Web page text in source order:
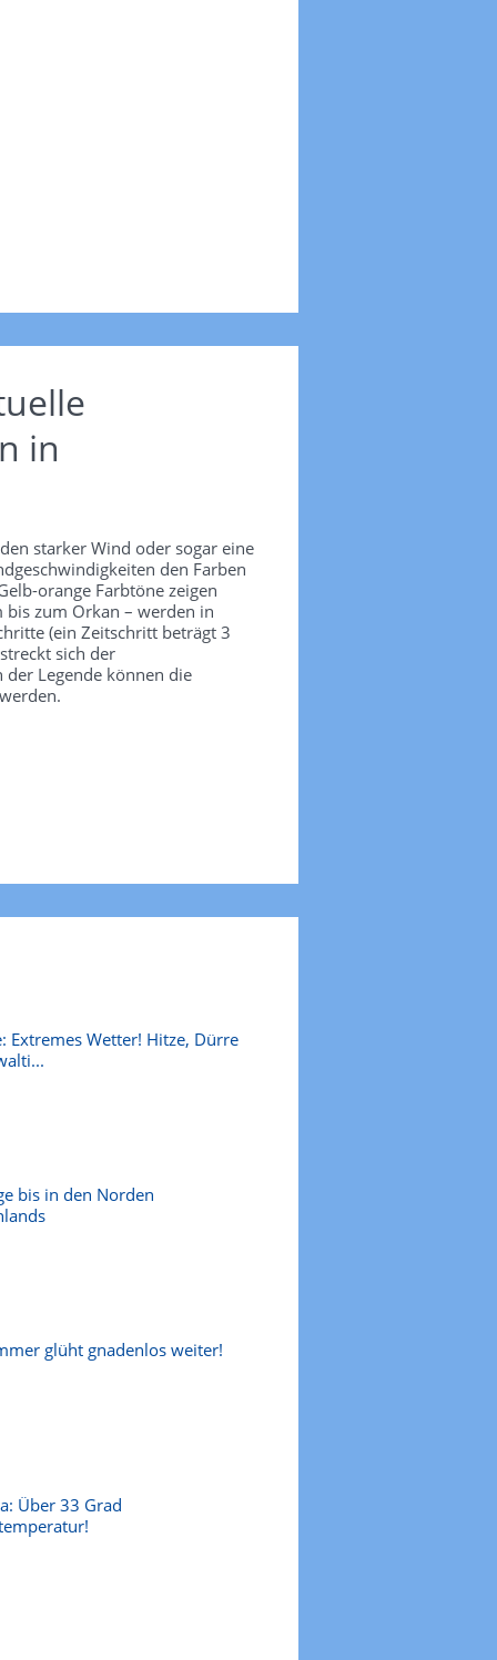
in
starker Wind oder sogar eine
den Farben
orange Farbtöne zeigen
zum Orkan – werden in
(ein Zeitschritt beträgt 3
sich der
Legende können die
Extremes Wetter! Hitze, Dürre
bis in den Norden
glüht gnadenlos weiter!
Über 33 Grad